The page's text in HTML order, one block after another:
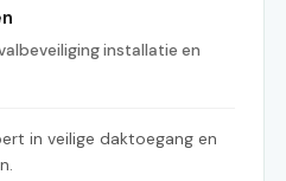
installatie en
in veilige daktoegang en